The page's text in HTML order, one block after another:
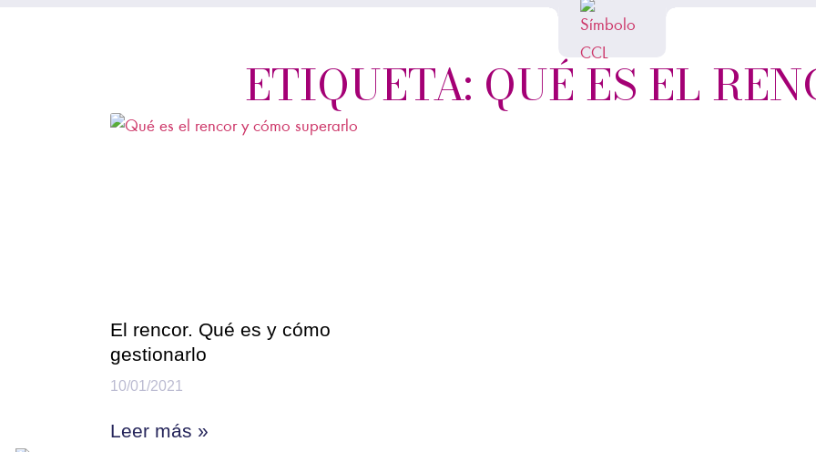
ETIQUETA: QUÉ ES EL
El rencor. Qué es y cómo
gestionarlo
10/01/2021
Leer más »